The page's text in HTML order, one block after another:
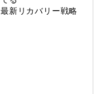
最新リカバリー戦略